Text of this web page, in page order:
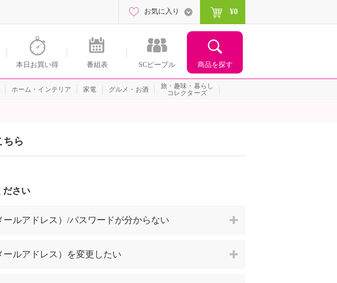
ショップチャンネル
本日お買い得 番組表 SCピープル 商品を探す
お気に入り ¥0
ホーム・インテリア 家電 グルメ・お酒
旅・趣味・暮らし
コレクターズ
ちら
ださい
ルアドレス）/パスワードが分からない
ルアドレス）を変更したい